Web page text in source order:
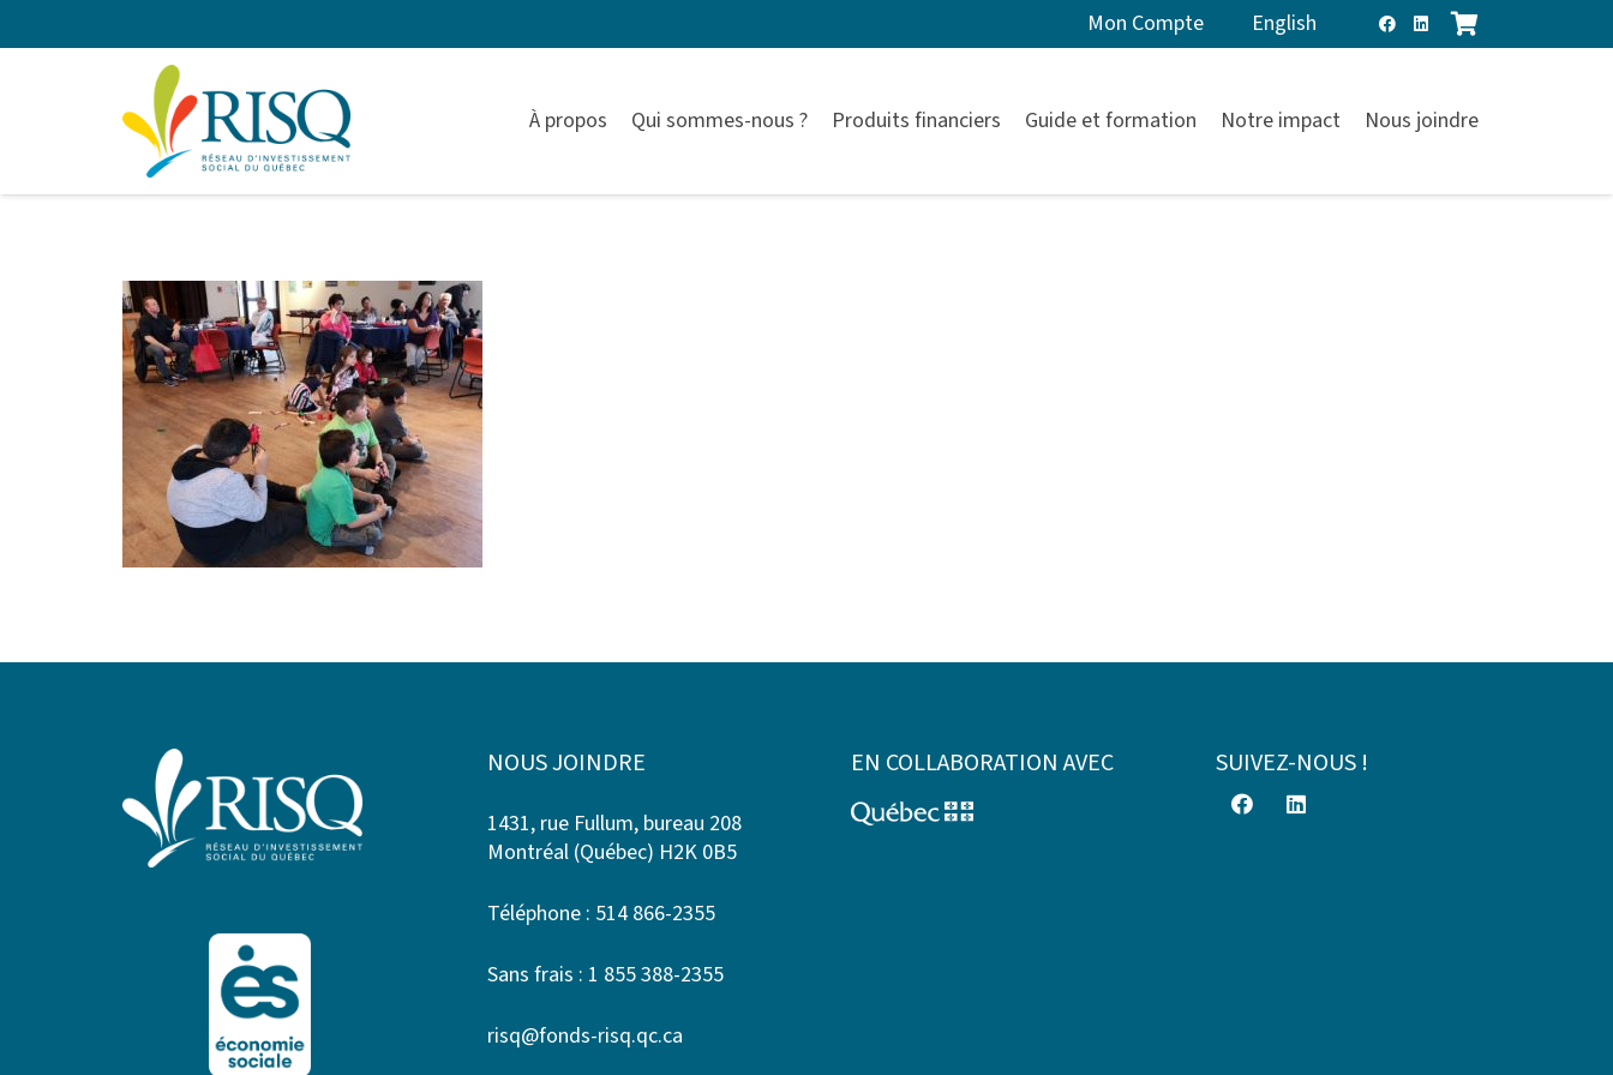
Mon Compte English
À propos Qui sommes-nous ? Produits financiers Guide et formation Notre impact Nous joindre
NOUS JOINDRE
1431, rue Fullum, bureau 208
Montréal (Québec) H2K 0B5
Téléphone : 514 866-2355
Sans frais : 1 855 388-2355
risq@fonds-risq.qc.ca
EN COLLABORATION AVEC SUIVEZ-NOUS !